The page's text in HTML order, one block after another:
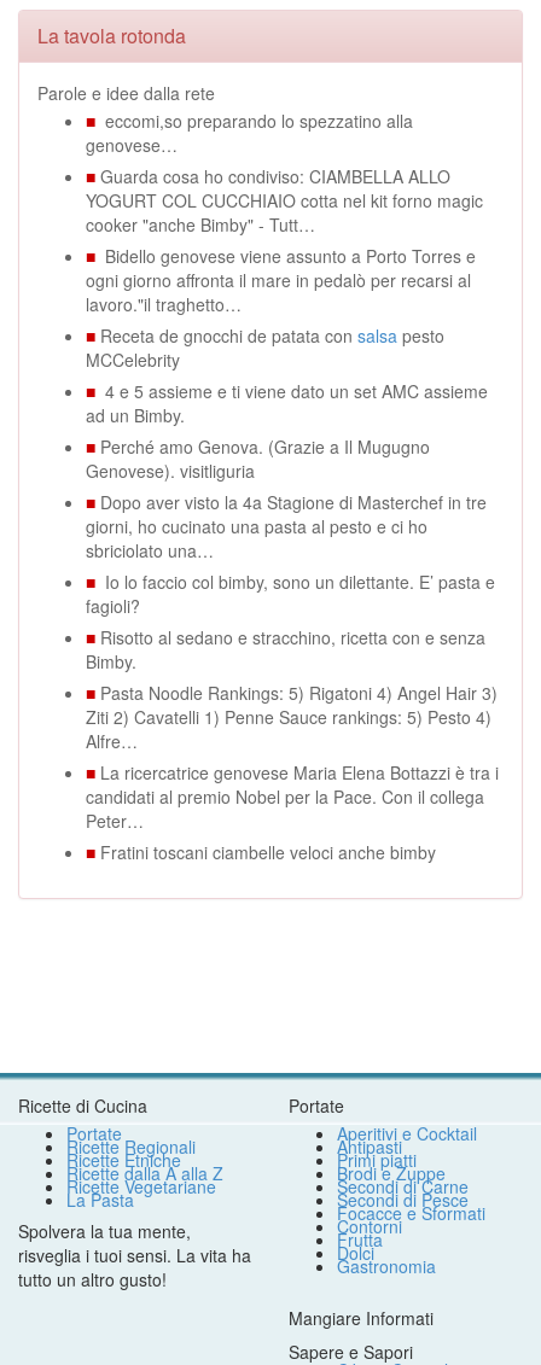
La tavola rotonda
Parole e idee dalla rete
■ eccomi,so preparando lo spezzatino alla
genovese…
■ Guarda cosa ho condiviso: CIAMBELLA ALLO
YOGURT COL CUCCHIAIO cotta nel kit forno magic
cooker "anche Bimby" - Tutt…
■ Bidello genovese viene assunto a Porto Torres e
ogni giorno affronta il mare in pedalò per recarsi al
lavoro."il traghetto…
■ Receta de gnocchi de patata con salsa pesto
MCCelebrity
■ 4 e 5 assieme e ti viene dato un set AMC assieme
ad un Bimby.
■ Perché amo Genova. (Grazie a Il Mugugno
Genovese). visitliguria
■ Dopo aver visto la 4a Stagione di Masterchef in tre
giorni, ho cucinato una pasta al pesto e ci ho
sbriciolato una…
■ Io lo faccio col bimby, sono un dilettante. E’ pasta e
fagioli?
■ Risotto al sedano e stracchino, ricetta con e senza
Bimby.
■ Pasta Noodle Rankings: 5) Rigatoni 4) Angel Hair 3)
Ziti 2) Cavatelli 1) Penne Sauce rankings: 5) Pesto 4)
Alfre…
■ La ricercatrice genovese Maria Elena Bottazzi è tra i
candidati al premio Nobel per la Pace. Con il collega
Peter…
■ Fratini toscani ciambelle veloci anche bimby
Ricette di Cucina
Portate
Ricette Regionali
Ricette Etniche
Ricette dalla A alla Z
Ricette Vegetariane
La Pasta
Spolvera la tua mente,
risveglia i tuoi sensi. La vita ha
tutto un altro gusto!
Portate
Aperitivi e Cocktail
Antipasti
Primi piatti
Brodi e Zuppe
Secondi di Carne
Secondi di Pesce
Focacce e Sformati
Contorni
Frutta
Dolci
Gastronomia
Mangiare Informati
Sapere e Sapori